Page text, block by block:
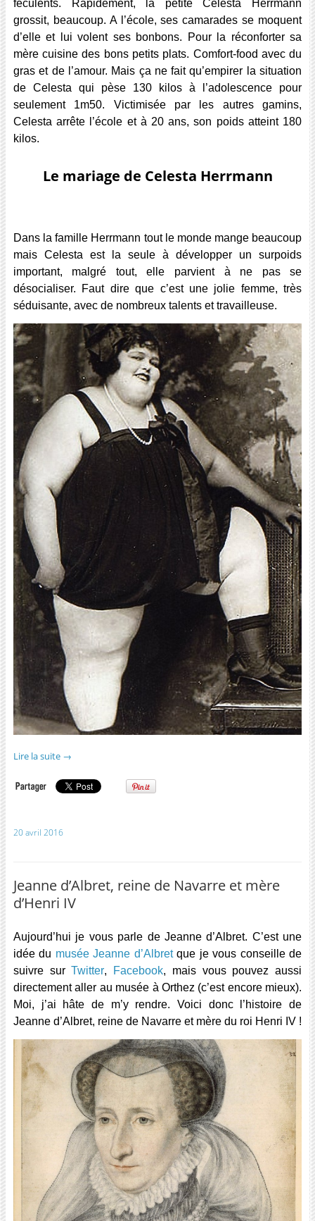
féculents. Rapidement, la petite Celesta Herrmann
grossit, beaucoup. A l’école, ses camarades se moquent
d’elle et lui volent ses bonbons. Pour la réconforter sa
mère cuisine des bons petits plats. Comfort-food avec du
gras et de l’amour. Mais ça ne fait qu’empirer la situation
de Celesta qui pèse 130 kilos à l’adolescence pour
seulement 1m50. Victimisée par les autres gamins,
Celesta arrête l’école et à 20 ans, son poids atteint 180
kilos.
Le mariage de Celesta Herrmann
Dans la famille Herrmann tout le monde mange beaucoup
mais Celesta est la seule à développer un surpoids
important, malgré tout, elle parvient à ne pas se
désocialiser. Faut dire que c’est une jolie femme, très
séduisante, avec de nombreux talents et travailleuse.
Lire la suite →
20 avril 2016
Jeanne d’Albret, reine de Navarre et mère
d’Henri IV
Aujourd’hui je vous parle de Jeanne d’Albret. C’est une
idée du musée Jeanne d’Albretque je vous conseille de
suivre surTwitter, Facebook, mais vous pouvez aussi
directement aller au musée à Orthez (c’est encore mieux).
Moi, j’ai hâte de m’y rendre. Voici donc l’histoire de
Jeanne d’Albret, reine de Navarre et mère du roi Henri IV !